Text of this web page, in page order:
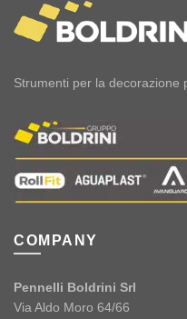
Strumenti per la decorazione
COMPANY
Pennelli Boldrini Srl
Via Aldo Moro 64/66